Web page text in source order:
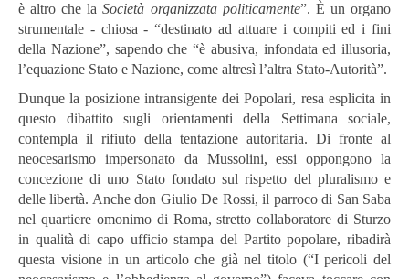
è altro che laSocietà organizzata politicamente”. È un organo
strumentale - chiosa - “destinato ad attuare i compiti ed i fini
della Nazione”, sapendo che “è abusiva, infondata ed illusoria,
l’equazione Stato e Nazione, come altresì l’altra Stato-Autorità”.
Dunque la posizione intransigente dei Popolari, resa esplicita in
questo dibattito sugli orientamenti della Settimana sociale,
contempla il rifiuto della tentazione autoritaria. Di fronte al
neocesarismo impersonato da Mussolini, essi oppongono la
concezione di uno Stato fondato sul rispetto del pluralismo e
delle libertà. Anche don Giulio De Rossi, il parroco di San Saba
nel quartiere omonimo di Roma, stretto collaboratore di Sturzo
in qualità di capo ufficio stampa del Partito popolare, ribadirà
questa visione in un articolo che già nel titolo (“I pericoli del